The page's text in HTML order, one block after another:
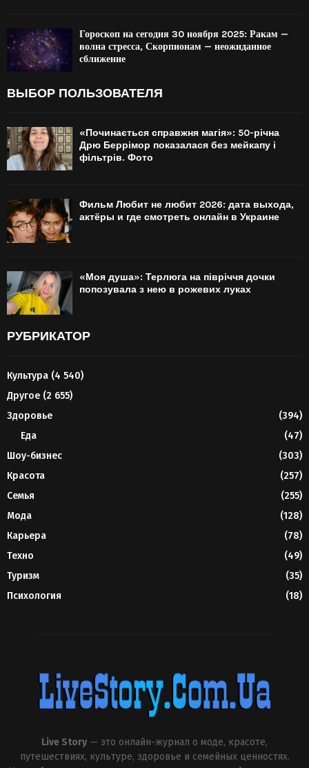
Гороскоп на сегодня 30 ноября 2025: Ракам —
волна стресса, Скорпионам — неожиданное
сближение
ВЫБОР ПОЛЬЗОВАТЕЛЯ
«Починається справжня магія»: 50-річна
Дрю Беррімор показалася без мейкапу і
фільтрів. Фото
Фильм Любит не любит 2026: дата выхода,
актёры и где смотреть онлайн в Украине
«Моя душа»: Терлюга на півріччя дочки
попозувала з нею в рожевих луках
РУБРИКАТОР
Культура (4 540)
Другое (2 655)
Здоровье
(394)
Еда
(47)
Шоу-бизнес
(303)
Красота
(257)
Семья
(255)
Мода
(128)
Карьера
(78)
Техно
(49)
Туризм
(35)
Психология
(18)
Live Story — это онлайн-журнал о моде, красоте,
путешествиях, культуре, здоровье и семейных ценностях.